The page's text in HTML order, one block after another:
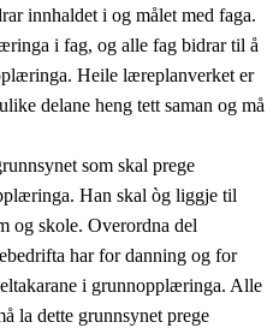
innhaldet i og målet med faga.
i fag, og alle fag bidrar til å
Heile læreplanverket er
delane heng tett saman og må
som skal prege
Han skal òg liggje til
og skole. Overordna del
har for danning og for
i grunnopplæringa. Alle
la dette grunnsynet prege